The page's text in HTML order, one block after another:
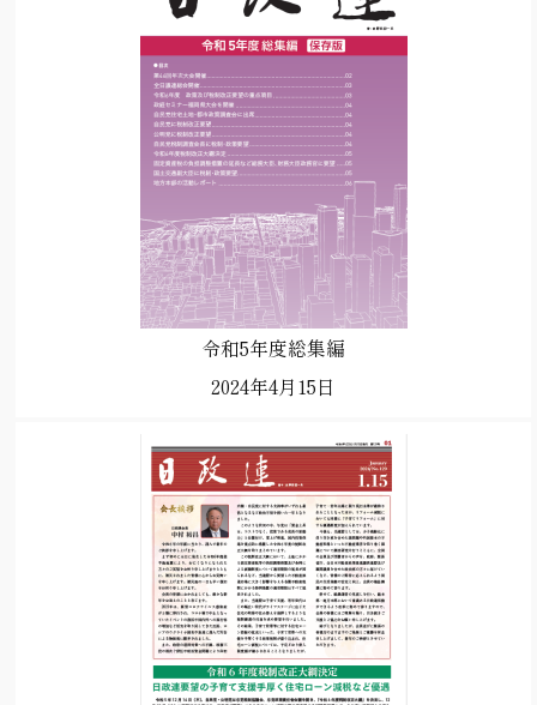
令和5年度総集編
2024年4月15日